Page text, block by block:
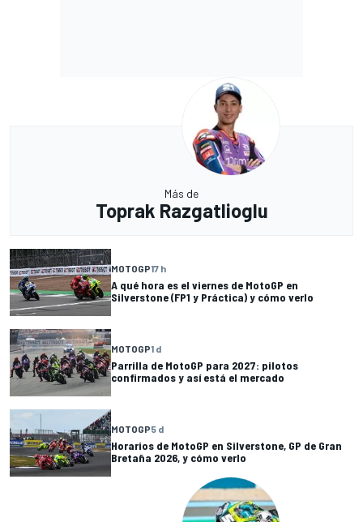
Más de
Toprak Razgatlioglu
MOTOGP17 h
A qué hora es el viernes de MotoGP en
Silverstone (FP1 y Práctica) y cómo verlo
MOTOGP1 d
Parrilla de MotoGP para 2027: pilotos
confirmados y así está el mercado
MOTOGP5 d
Horarios de MotoGP en Silverstone, GP de Gran
Bretaña 2026, y cómo verlo